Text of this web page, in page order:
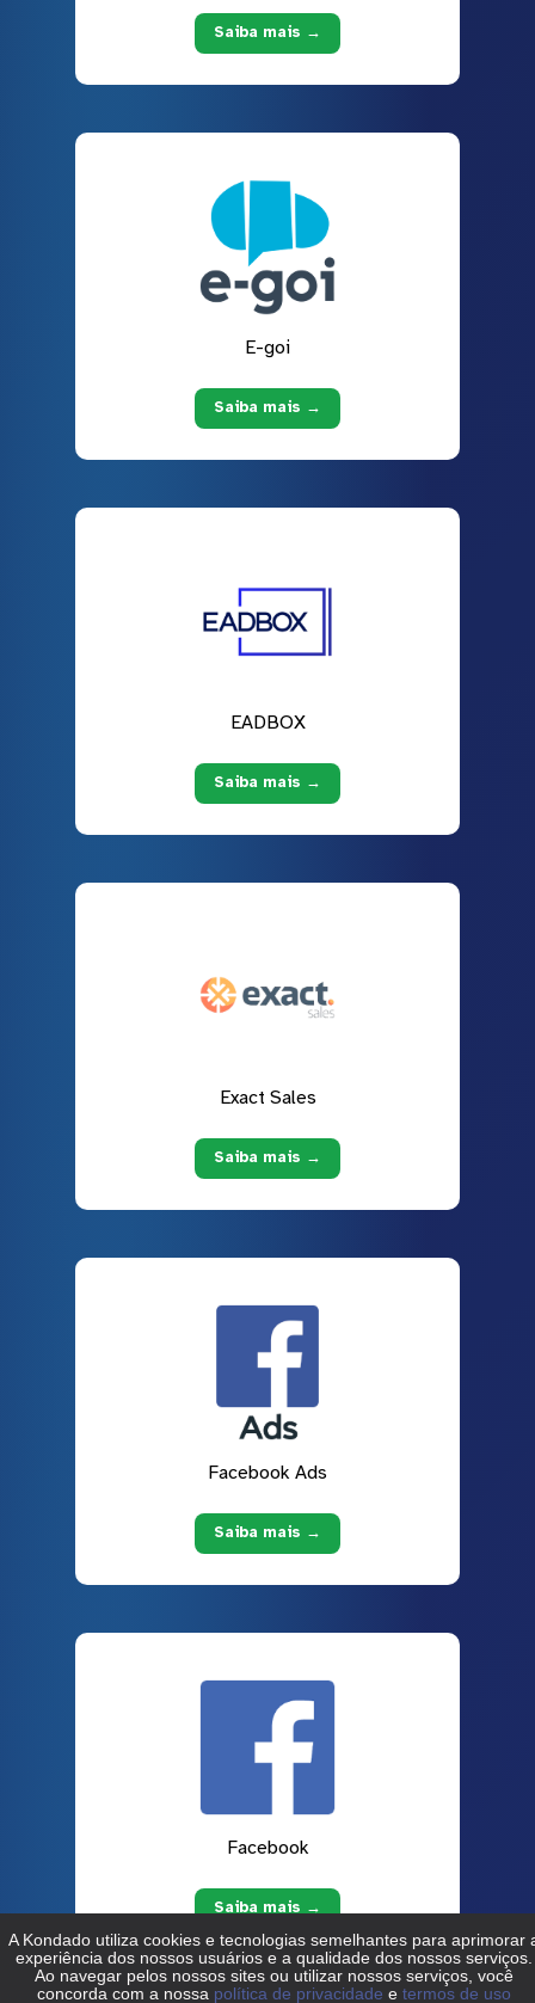
Saiba mais →
E-goi
Saiba mais →
EADBOX
Saiba mais →
Exact Sales
Saiba mais →
Facebook Ads
Saiba mais →
Facebook
Saiba mais →